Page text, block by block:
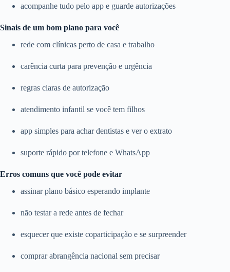
acompanhe tudo pelo app e guarde autorizações
Sinais de um bom plano para você
rede com clínicas perto de casa e trabalho
carência curta para prevenção e urgência
regras claras de autorização
atendimento infantil se você tem filhos
app simples para achar dentistas e ver o extrato
suporte rápido por telefone e WhatsApp
Erros comuns que você pode evitar
assinar plano básico esperando implante
não testar a rede antes de fechar
esquecer que existe coparticipação e se surpreender
comprar abrangência nacional sem precisar